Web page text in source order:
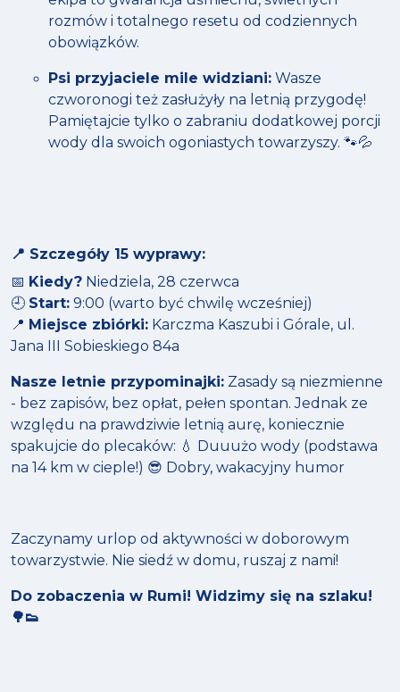
rozmów i totalnego resetu od codziennych
obowiązków.
Psi przyjaciele mile widziani: Wasze
czworonogi też zasłużyły na letnią przygodę!
Pamiętajcie tylko o zabraniu dodatkowej porcji
wody dla swoich ogoniastych towarzyszy. 🐾💦
📍 Szczegóły 15 wyprawy:
📅 Kiedy? Niedziela, 28 czerwca
🕘 Start: 9:00 (warto być chwilę wcześniej)
📍 Miejsce zbiórki: Karczma Kaszubi i Górale, ul.
Jana III Sobieskiego 84a
Nasze letnie przypominajki: Zasady są niezmienne
- bez zapisów, bez opłat, pełen spontan. Jednak ze
względu na prawdziwie letnią aurę, koniecznie
spakujcie do plecaków: 💧 Duuużo wody (podstawa
na 14 km w cieple!) 😎 Dobry, wakacyjny humor
Zaczynamy urlop od aktywności w doborowym
towarzystwie. Nie siedź w domu, ruszaj z nami!
Do zobaczenia w Rumi! Widzimy się na szlaku!
🌳👟